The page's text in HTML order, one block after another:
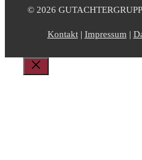
© 2026
Kontakt| Impressum|
Schließen